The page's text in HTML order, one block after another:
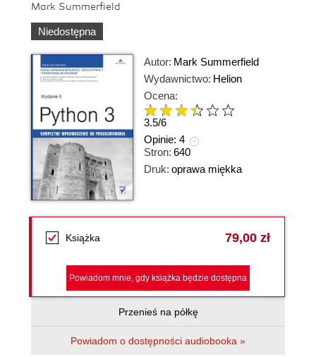
Mark Summerfield
Niedostępna
Autor: Mark Summerfield
Wydawnictwo: Helion
Ocena:
3.5/6
Opinie: 4
Stron: 640
Druk: oprawa miękka
Książka 79,00 zł
Powiadom mnie, gdy książka będzie dostępna
Przenieś na półkę
Powiadom o dostępności audiobooka »